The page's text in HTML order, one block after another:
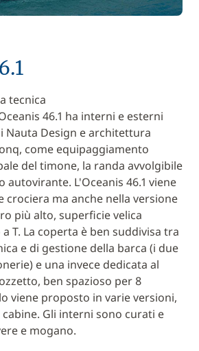
tecnica
46.1 ha interni e esterni
Nauta Design e architettura
come equipaggiamento
del timone, la randa avvolgibile
autovirante. L'Oceanis 46.1 viene
crociera ma anche nella versione
più alto, superficie velica
T. La coperta è ben suddivisa tra
e di gestione della barca (i due
e una invece dedicata al
ben spazioso per 8
viene proposto in varie versioni,
cabine. Gli interni sono curati e
e mogano.